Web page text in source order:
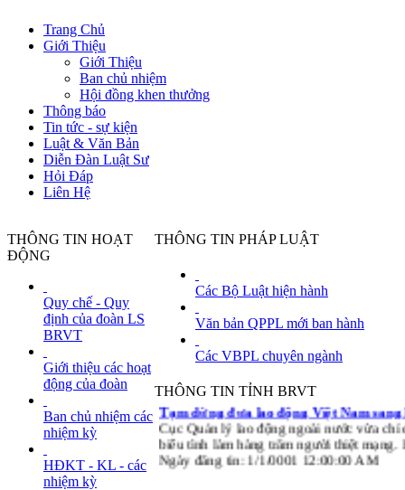
Trang Chủ
Giới Thiệu
Giới Thiệu
Ban chủ nhiệm
Hội đồng khen thưởng
Thông báo
Tin tức - sự kiện
Luật & Văn Bản
Diễn Đàn Luật Sư
Hỏi Đáp
Liên Hệ
THÔNG TIN HOẠT
ĐỘNG
Quy chế - Quy
định của đoàn LS
BRVT
Giới thiệu các hoạt
động của đoàn
Ban chủ nhiệm các
nhiệm kỳ
HĐKT - KL - các
nhiệm kỳ
THÔNG TIN PHÁP LUẬT
Các Bộ Luật hiện hành
Văn bản QPPL mới ban hành
Các VBPL chuyên ngành
THÔNG TIN TỈNH BRVT
Đoàn Luật sư tỉnh BRVT đề nghị
Tạm dừng đưa lao động Việt Nam
Cục Quản lý lao động ngoài nước vừa chỉ
biểu tình làm hàng trăm người thiệt
Ngày đăng tin: 1/1/0001 12:00:00 AM